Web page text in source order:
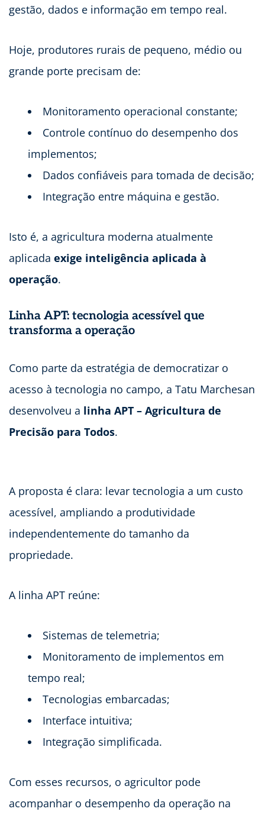
gestão, dados e informação em tempo real.
Hoje, produtores rurais de pequeno, médio ou
grande porte precisam de:
Monitoramento operacional constante;
Controle contínuo do desempenho dos
implementos;
Dados confiáveis para tomada de decisão;
Integração entre máquina e gestão.
Isto é, a agricultura moderna atualmente
aplicada exige inteligência aplicada à
operação.
Linha APT: tecnologia acessível que
transforma a operação
Como parte da estratégia de democratizar o
acesso à tecnologia no campo, a Tatu Marchesan
desenvolveu a linha APT – Agricultura de
Precisão para Todos.
A proposta é clara: levar tecnologia a um custo
acessível, ampliando a produtividade
independentemente do tamanho da
propriedade.
A linha APT reúne:
Sistemas de telemetria;
Monitoramento de implementos em
tempo real;
Tecnologias embarcadas;
Interface intuitiva;
Integração simplificada.
Com esses recursos, o agricultor pode
acompanhar o desempenho da operação na